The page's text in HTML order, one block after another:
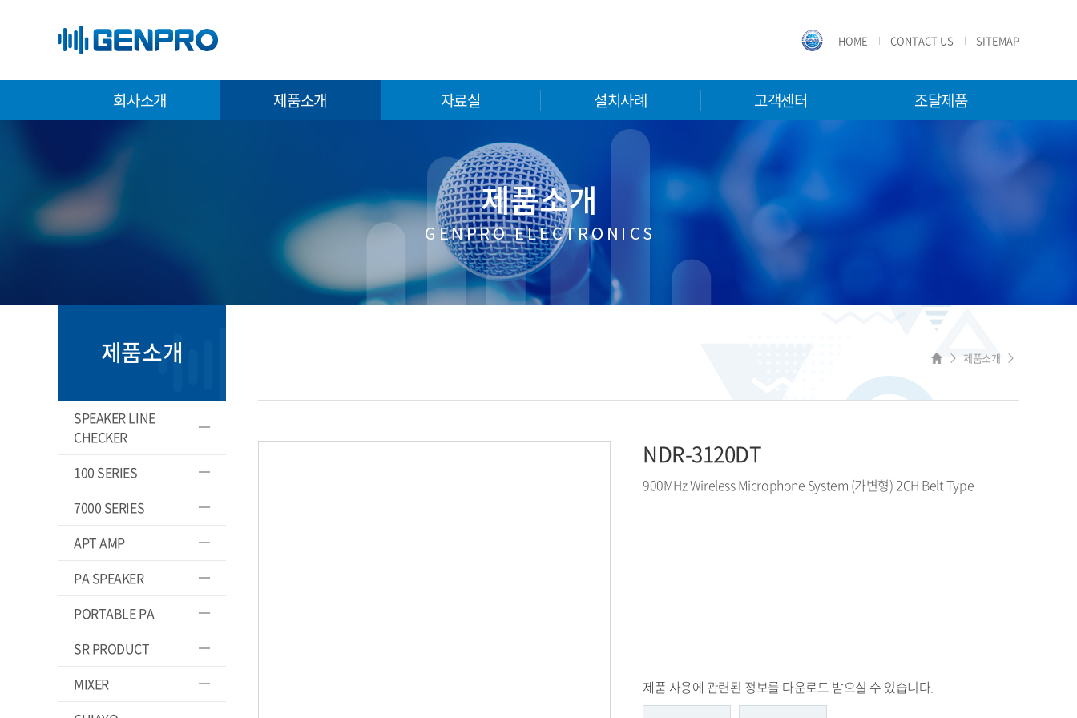
HOME CONTACT US SITEMAP
회사소개 제품소개 자료실 설치사례 고객센터 조달제품
제품소개
SPEAKER LINE
CHECKER
100 SERIES
7000 SERIES
APT AMP
PA SPEAKER
PORTABLE PA
SR PRODUCT
MIXER
제품소개
NDR-3120DT
900MHz Wireless Microphone System (가변형) 2CH Belt Type
제품 사용에 관련된 정보를 다운로드 받으실 수 있습니다.